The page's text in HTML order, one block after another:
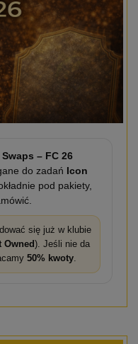
– FC 26
do zadań Icon
pod pakiety,
się już w klubie
Owned). Jeśli nie da
50% kwoty